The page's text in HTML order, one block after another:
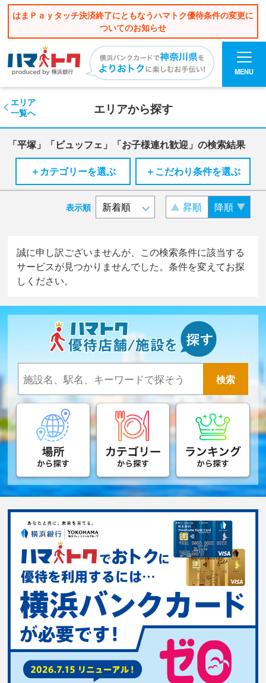
はまＰａｙタッチ決済終了にともなうハマトク優待条件の変更に
ついてのお知らせ
MENU
エリアから探す
エリア
一覧へ
「平塚」「ビュッフェ」「お子様連れ歓迎」の検索結果
＋カテゴリーを選ぶ
＋こだわり条件を選ぶ
表示順 昇順 降順
誠に申し訳ございませんが、この検索条件に該当する
サービスが見つかりませんでした。条件を変えてお探
しください。